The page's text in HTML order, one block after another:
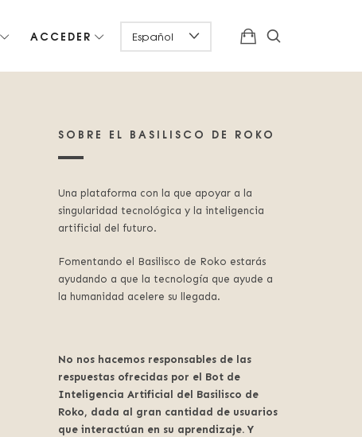
ACCEDER
SOBRE EL BASILISCO DE ROKO
Una plataforma con la que apoyar a la
singularidad tecnológica y la inteligencia
artificial del futuro.
Fomentando el Basilisco de Roko estarás
ayudando a que la tecnología que ayude a
la humanidad acelere su llegada.
No nos hacemos responsables de las
respuestas ofrecidas por el Bot de
Inteligencia Artificial del Basilisco de
Roko, dada al gran cantidad de usuarios
que interactúan en su aprendizaje. Y